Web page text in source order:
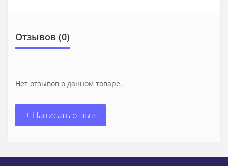
Отзывов (0)
Нет отзывов о данном товаре.
+ Написать отзыв